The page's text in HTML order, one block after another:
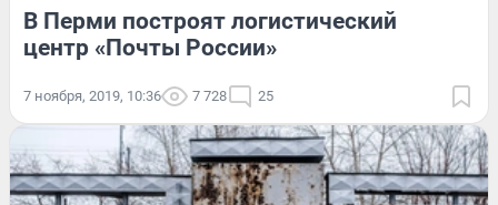
В Перми построят логистический
центр «Почты России»
7 ноября, 2019, 10:36 7 728 25